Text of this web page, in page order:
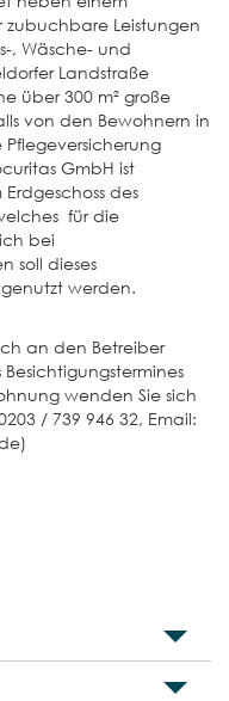
Leistungen
, Wäsche- und
Landstraße
über 300 m² große
von den Bewohnern in
GmbH ist
des
für die
bei
soll dieses
werden.
an den Betreiber
wenden Sie sich
/ 739 946 32, Email: